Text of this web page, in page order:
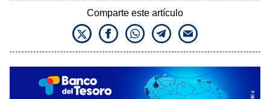
Comparte este artículo